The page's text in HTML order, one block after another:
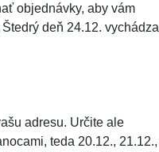
objednávky, aby vám
deň 24.12. vychádza
adresu. Určite ale
teda 20.12., 21.12.,